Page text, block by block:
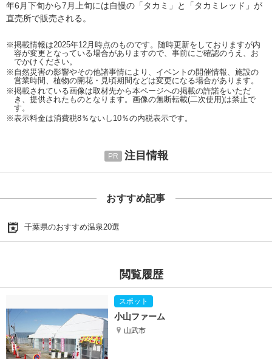
年6月下旬から7月上旬には自慢の「タカミ」と「タカミレッド」が
直売所で販売される。
※掲載情報は2025年12月時点のものです。随時更新をしておりますが内
容が変更となっている場合がありますので、事前にご確認のうえ、お
でかけください。
※自然災害の影響やその他諸事情により、イベントの開催情報、施設の
営業時間、植物の開花・見頃期間などは変更になる場合があります。
※掲載されている画像は取材先から本ページへの掲載の許諾をいただ
き、提供されたものとなります。画像の無断転載(二次使用)は禁止で
す。
※表示料金は消費税8％ないし10％の内税表示です。
注目情報
おすすめ記事
千葉県のおすすめ温泉20選
閲覧履歴
小山ファーム
山武市